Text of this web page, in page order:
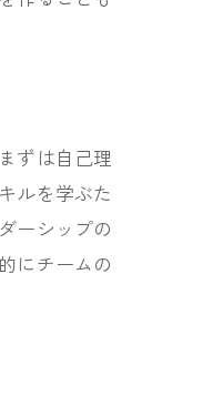
ずは自己理
ルを学ぶた
ーシップの
にチームの